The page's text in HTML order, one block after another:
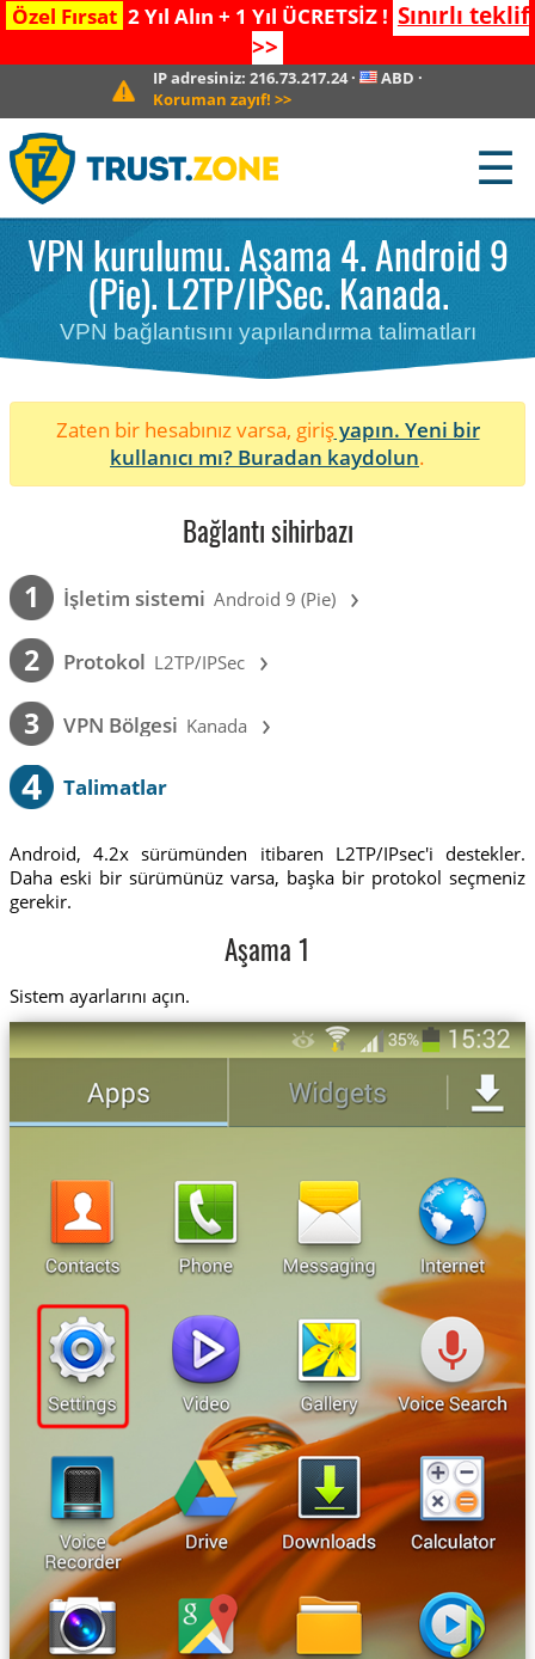
Özel Fırsat 2 Yıl Alın + 1 Yıl ÜCRETSİZ ! Sınırlı teklif
>>
IP adresiniz: 216.73.217.24· ABD ·
Koruman zayıf! >>
☰
VPN kurulumu. Aşama 4. Android 9
(Pie). L2TP/IPSec. Kanada.
VPN bağlantısını yapılandırma talimatları
Zaten bir hesabınız varsa, girişyapın. Yeni bir
kullanıcı mı? Buradan kaydolun.
Bağlantı sihirbazı
1 İşletim sistemi Android 9 (Pie) ›
2 Protokol L2TP/IPSec ›
3 VPN Bölgesi Kanada ›
4 Talimatlar
Android, 4.2x sürümünden itibaren L2TP/IPsec'i destekler.
Daha eski bir sürümünüz varsa, başka bir protokol seçmeniz
gerekir.
Aşama 1
Sistem ayarlarını açın.